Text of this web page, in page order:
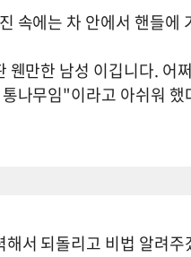
속에는 차 안에서 핸들에
웬만한 남성 이깁니다. 어
나무임"이라고 아쉬워 했
해서 되돌리고 비법 알려